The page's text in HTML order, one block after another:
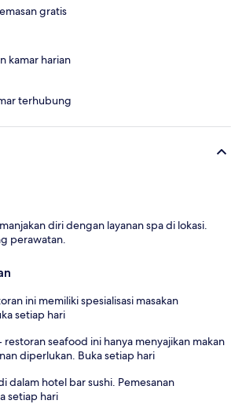
gratis
kamar harian
terhubung
diri dengan layanan spa di lokasi.
perawatan.
ini memiliki spesialisasi masakan
setiap hari
restoran seafood ini hanya menyajikan makan
diperlukan. Buka setiap hari
dalam hotel bar sushi. Pemesanan
setiap hari